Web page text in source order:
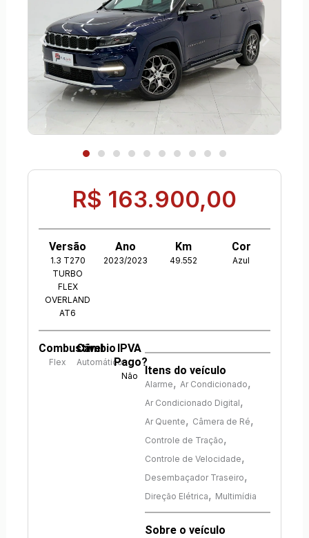
R$ 163.900,00
Versão
1.3 T270
TURBO
FLEX
OVERLAND
AT6
Ano
2023/2023
Km
49.552
Cor
Azul
Combustível
Flex
Câmbio
Automático
IPVA
Pago?
Não Itens do veículo
Alarme, Ar Condicionado,
Ar Condicionado Digital,
Ar Quente, Câmera de Ré,
Controle de Tração,
Controle de Velocidade,
Desembaçador Traseiro,
Direção Elétrica, Multimídia
Sobre o veículo